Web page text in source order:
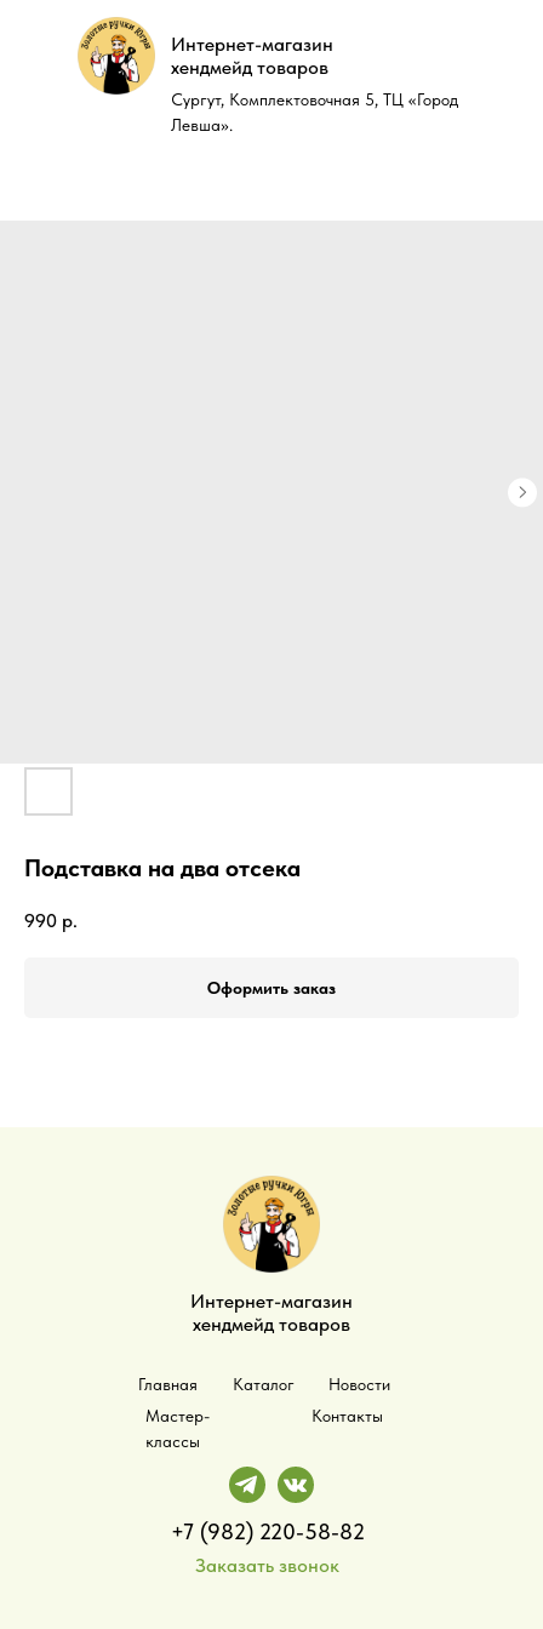
Интернет-магазин
хендмейд товаров
Сургут, Комплектовочная 5, ТЦ «Город
Левша».
Интернет-магазин
хендмейд товаров
Сургут, Комплектовочная 5, ТЦ «Город
Левша».
Подставка на два отсека
990 р.
Оформить заказ
Интернет-магазин
хендмейд товаров
Главная Каталог
Новости
Мастер-
классы
Контакты
+7 (982) 220-58-82
Заказать звонок